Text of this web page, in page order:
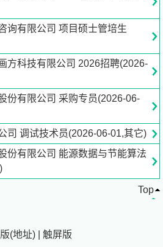
维护部门安全、质量、环保管理
计划；统筹项目安全管理，开展安
整改等常态化安全工作。
守公司合规制度及廉洁从业要
作，坚守合规底线。
办的临时工作，达成采购计划完
心考核指标。
学历，理工科相关专业或要理工
律法规，熟练使用办公软件，具
询有限公司 项目硕士管培生
方科技有限公司 2026招聘(2026-
份有限公司 采购专员(2026-06-
司 调试技术员(2026-06-01,其它)
份有限公司 能源数据与节能算法
Top
(地址) 触屏版